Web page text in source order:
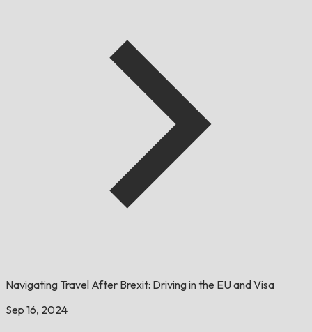
Navigating Travel After Brexit: Driving in the EU and Visa
Sep 16, 2024